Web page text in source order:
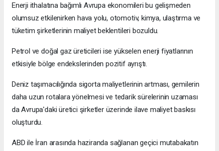
Enerji ithalatına bağımlı Avrupa ekonomileri bu gelişmeden
olumsuz etkilenirken hava yolu, otomotiv, kimya, ulaştırma ve
tüketim şirketlerinin maliyet beklentileri bozuldu.
Petrol ve doğal gaz üreticileri ise yükselen enerji fiyatlarının
etkisiyle bölge endekslerinden pozitif ayrıştı.
Deniz taşımacılığında sigorta maliyetlerinin artması, gemilerin
daha uzun rotalara yönelmesi ve tedarik sürelerinin uzaması
da Avrupa'daki üretici şirketler üzerinde ilave maliyet baskısı
oluşturdu.
ABD ile İran arasında haziranda sağlanan geçici mutabakatın